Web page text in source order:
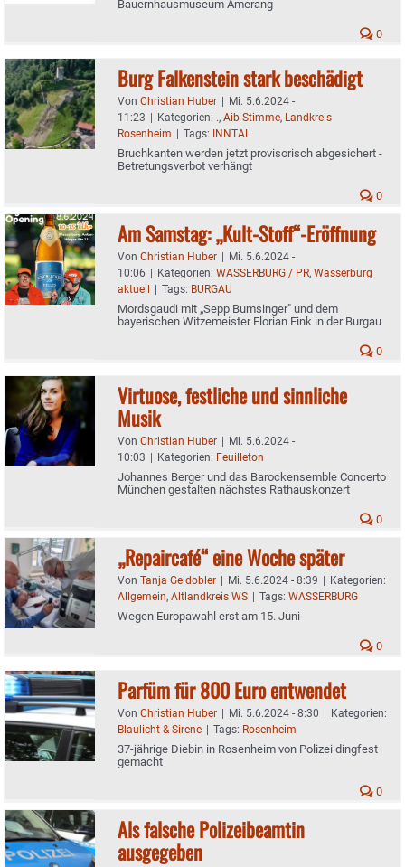
Bauernhausmuseum Amerang
0
Burg Falkenstein stark beschädigt
Von Christian Huber | Mi. 5.6.2024 -
11:23 | Kategorien: ., Aib-Stimme, Landkreis
Rosenheim | Tags: INNTAL
Bruchkanten werden jetzt provisorisch abgesichert -
Betretungsverbot verhängt
0
Am Samstag: „Kult-Stoff“-Eröffnung
Von Christian Huber | Mi. 5.6.2024 -
10:06 | Kategorien: WASSERBURG / PR, Wasserburg
aktuell | Tags: BURGAU
Mordsgaudi mit „Sepp Bumsinger" und dem
bayerischen Witzemeister Florian Fink in der Burgau
0
Virtuose, festliche und sinnliche
Musik
Von Christian Huber | Mi. 5.6.2024 -
10:03 | Kategorien: Feuilleton
Johannes Berger und das Barockensemble Concerto
München gestalten nächstes Rathauskonzert
0
„Repaircafé“ eine Woche später
Von Tanja Geidobler | Mi. 5.6.2024 - 8:39 | Kategorien:
Allgemein, Altlandkreis WS | Tags: WASSERBURG
Wegen Europawahl erst am 15. Juni
0
Parfüm für 800 Euro entwendet
Von Christian Huber | Mi. 5.6.2024 - 8:30 | Kategorien:
Blaulicht & Sirene | Tags: Rosenheim
37-jährige Diebin in Rosenheim von Polizei dingfest
gemacht
0
Als falsche Polizeibeamtin
ausgegeben